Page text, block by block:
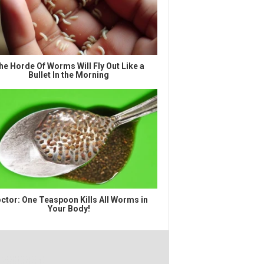
Horde Of Worms Will Fly Out Like a
Bullet In the Morning
One Teaspoon Kills All Worms in
Your Body!